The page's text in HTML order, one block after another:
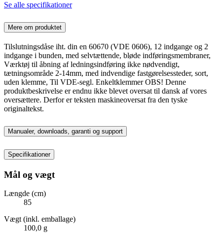
Se alle specifikationer
Mere om produktet
Tilslutningsdåse iht. din en 60670 (VDE 0606), 12 indgange og 2
indgange i bunden, med selvtættende, bløde indføringsmembraner,
Værktøj til åbning af ledningsindføring ikke nødvendigt,
tætningsområde 2-14mm, med indvendige fastgørelsessteder, sort,
uden klemme, Til VDE-segl. Enkeltklemmer OBS! Denne
produktbeskrivelse er endnu ikke blevet oversat til dansk af vores
oversættere. Derfor er teksten maskineoversat fra den tyske
originaltekst.
Manualer, downloads, garanti og support
Specifikationer
Mål og vægt
Længde (cm)
85
Vægt (inkl. emballage)
100,0 g